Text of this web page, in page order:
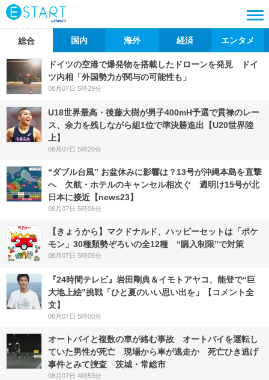
総合 国内 海外 経済 エンタメ
ドイツの空港で爆発物を搭載したドローンを発見 ドイ
ツ内相「外国勢力が関与の可能性も」
08月07日 5時29分
U18世界最高・後藤大樹が男子400mH予選で貫禄のレー
ス、余力を残しながら組1位で準決勝進出【U20世界陸
上】
08月07日 5時20分
“ダブル台風” お盆休みに影響は？13号が沖縄本島を直撃
へ 欠航・ホテルのキャンセル相次ぐ 週明け15号が北
日本に接近【news23】
08月07日 5時06分
【きょうから】マクドナルド、ハッピーセットは「ポケ
モン」30種類勢ぞろいの全12種 “購入制限”で対策
08月07日 5時05分
『24時間テレビ』岩田剛典＆イモトアヤコ、能登で“巨
大地上絵”挑戦「ひと夏のいい思い出を」【コメント全
文】
08月07日 5時00分
オートバイと複数の車が絡む事故 オートバイを運転し
ていた男性が死亡 現場から車が逃走か 死亡ひき逃げ
事件とみて捜査 茨城・常総市
08月07日 4時53分